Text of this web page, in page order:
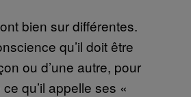
bien sur différentes.
qu’il doit être
ou d’une autre, pour
qu’il appelle ses «